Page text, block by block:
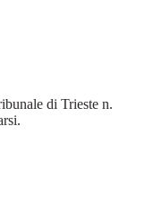
di Trieste n.